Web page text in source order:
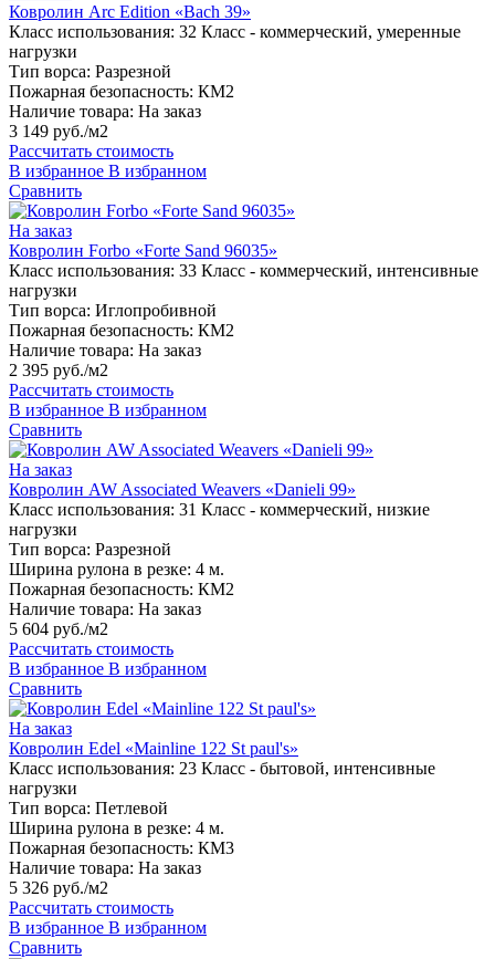
Ковролин Arc Edition «Bach 39»
Класс использования: 32 Класс - коммерческий, умеренные
нагрузки
Тип ворса: Разрезной
Пожарная безопасность: КМ2
Наличие товара: На заказ
3 149 руб./м2
Рассчитать стоимость
В избранное В избранном
Сравнить
На заказ
Ковролин Forbo «Forte Sand 96035»
Класс использования: 33 Класс - коммерческий, интенсивные
нагрузки
Тип ворса: Иглопробивной
Пожарная безопасность: КМ2
Наличие товара: На заказ
2 395 руб./м2
Рассчитать стоимость
В избранное В избранном
Сравнить
На заказ
Ковролин AW Associated Weavers «Danieli 99»
Класс использования: 31 Класс - коммерческий, низкие
нагрузки
Тип ворса: Разрезной
Ширина рулона в резке: 4 м.
Пожарная безопасность: КМ2
Наличие товара: На заказ
5 604 руб./м2
Рассчитать стоимость
В избранное В избранном
Сравнить
На заказ
Ковролин Edel «Mainline 122 St paul's»
Класс использования: 23 Класс - бытовой, интенсивные
нагрузки
Тип ворса: Петлевой
Ширина рулона в резке: 4 м.
Пожарная безопасность: КМ3
Наличие товара: На заказ
5 326 руб./м2
Рассчитать стоимость
В избранное В избранном
Сравнить